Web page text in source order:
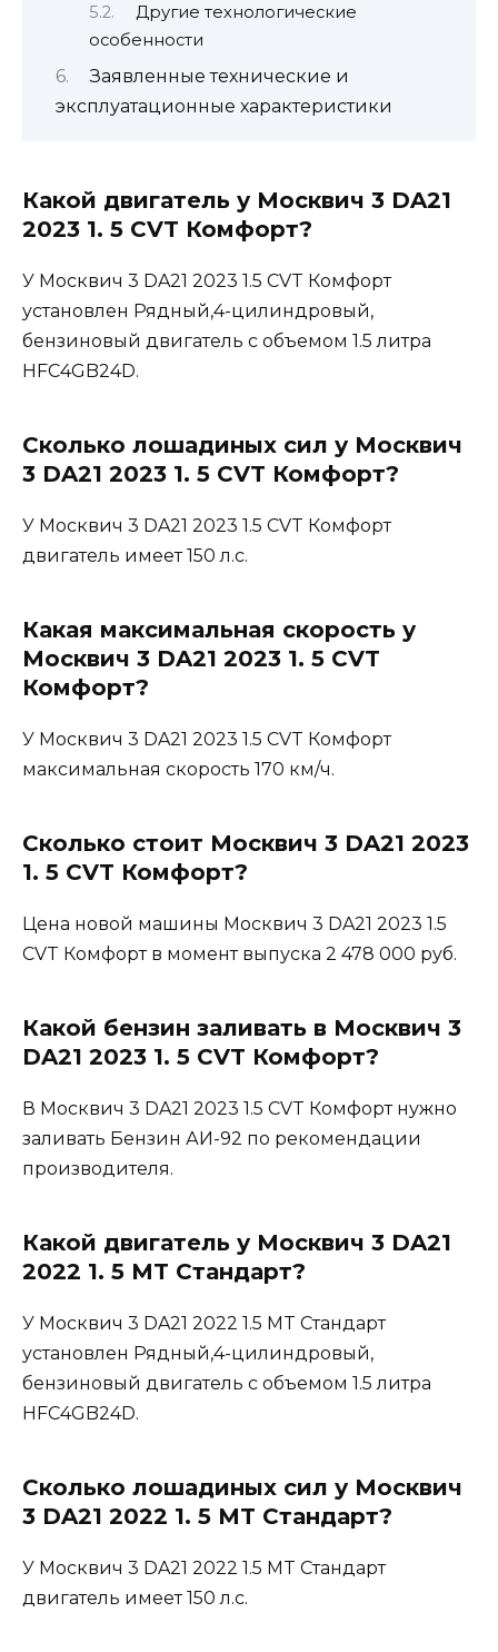
Другие технологические
особенности
Заявленные технические и
эксплуатационные характеристики
Какой двигатель у Москвич 3 DA21
2023 1. 5 CVT Комфорт?
У Москвич 3 DA21 2023 1.5 CVT Комфорт
установлен Рядный,4-цилиндровый,
бензиновый двигатель с объемом 1.5 литра
HFC4GB24D.
Сколько лошадиных сил у Москвич
3 DA21 2023 1. 5 CVT Комфорт?
У Москвич 3 DA21 2023 1.5 CVT Комфорт
двигатель имеет 150 л.с.
Какая максимальная скорость у
Москвич 3 DA21 2023 1. 5 CVT
Комфорт?
У Москвич 3 DA21 2023 1.5 CVT Комфорт
максимальная скорость 170 км/ч.
Сколько стоит Москвич 3 DA21 2023
1. 5 CVT Комфорт?
Цена новой машины Москвич 3 DA21 2023 1.5
CVT Комфорт в момент выпуска 2 478 000 руб.
Какой бензин заливать в Москвич 3
DA21 2023 1. 5 CVT Комфорт?
В Москвич 3 DA21 2023 1.5 CVT Комфорт нужно
заливать Бензин АИ-92 по рекомендации
производителя.
Какой двигатель у Москвич 3 DA21
2022 1. 5 MT Стандарт?
У Москвич 3 DA21 2022 1.5 MT Стандарт
установлен Рядный,4-цилиндровый,
бензиновый двигатель с объемом 1.5 литра
HFC4GB24D.
Сколько лошадиных сил у Москвич
3 DA21 2022 1. 5 MT Стандарт?
У Москвич 3 DA21 2022 1.5 MT Стандарт
двигатель имеет 150 л.с.